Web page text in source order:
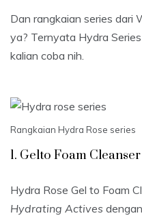
Dan rangkaian series dari
ya? Ternyata Hydra
kalian coba nih.
Rangkaian Hydra Rose series
1. Gelto Foam Cleanser
Hydra Rose Gel to Foam
Hydrating Actives